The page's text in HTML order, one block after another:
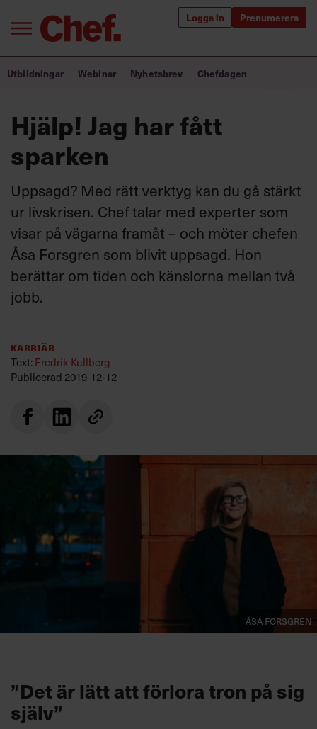
Logga in Prenumerera
Logga in
Prenumerera
Annonsera
Om oss
Kontakta oss
personuppgiftsbehandling
Bra ledare förändrar världen
Utbildning för ledare
Chefakademin+
Populära utbildningar
Utbildningar Webinar Nyhetsbrev Chefdagen
Hjälp! Jag har fått
sparken
Uppsagd? Med rätt verktyg kan du gå stärkt
ur livskrisen. Chef talar med experter som
visar på vägarna framåt – och möter chefen
Åsa Forsgren som blivit uppsagd. Hon
berättar om tiden och känslorna mellan två
jobb.
Karriär
Text: Fredrik Kullberg
Publicerad 2019-12-12
Åsa Forsgren
”Det är lätt att förlora tron på sig
själv”